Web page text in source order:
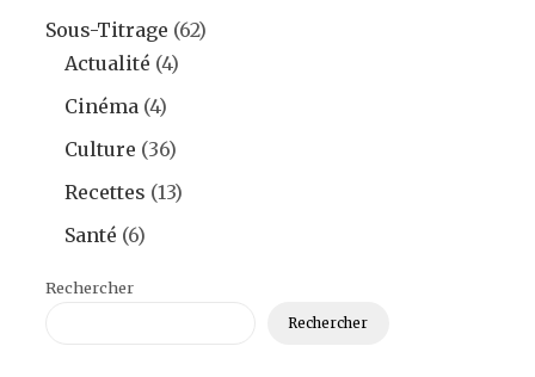
Sous-Titrage (62)
Actualité (4)
Cinéma (4)
Culture (36)
Recettes (13)
Santé (6)
Rechercher
Rechercher